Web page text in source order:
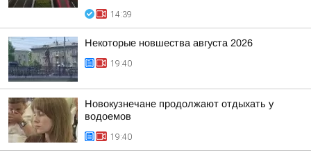
14:39
Некоторые новшества августа 2026
19:40
Новокузнечане продолжают отдыхать у
водоемов
19:40